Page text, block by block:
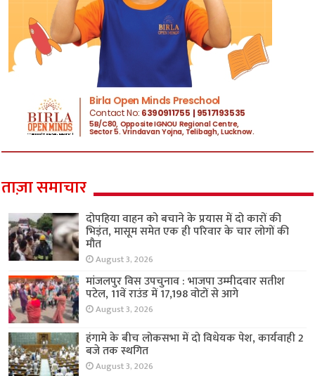
ताज़ा समाचार
दोपहिया वाहन को बचाने के प्रयास में दो कारों की
भिड़ंत, मासूम समेत एक ही परिवार के चार लोगों की
मौत
August 3, 2026
मांजलपुर विस उपचुनाव : भाजपा उम्मीदवार सतीश
पटेल, 11वें राउंड में 17,198 वोटों से आगे
August 3, 2026
हंगामे के बीच लोकसभा में दो विधेयक पेश, कार्यवाही 2
बजे तक स्थगित
August 3, 2026